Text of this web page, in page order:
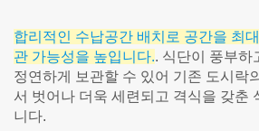
합리적인 수납공간 배치로 공간을 최
관 가능성을 높입니다.. 식단이 풍부하
정연하게 보관할 수 있어 기존 도시락
서 벗어나 더욱 세련되고 격식을 갖춘
니다.